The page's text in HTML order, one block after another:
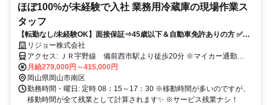
ほぼ100%が未経験で入社 業務用冷蔵庫の現場作業ス
タッフ
【転勤なし/未経験OK】面接保証⇒45歳以下＆自動車免許ありの方 ✅応
募から採用まで最短1週間✅業界シェアトップ企業
リジョー株式会社
アクセス: ＪＲ宇野線 備前西市駅より徒歩20分 ※マイカー通勤
OK（無料駐車場あり）
月給279,000円～415,000円
岡山県岡山市南区
勤務時間・曜日: 定時 08：15～17：30 ※移動時間が多いのですが、
移動時間が全て残業として計算されます✨ ※サービス残業ナシ！